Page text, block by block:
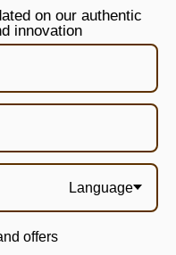
on our authentic
innovation
Language
offers